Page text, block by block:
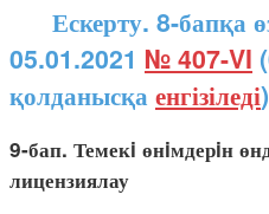
Ескерту. 8-бапқа
05.01.2021 № 407-VI
қолданысқа енгізіледі
9-бап. Темекi өнiмдерiн
лицензиялау